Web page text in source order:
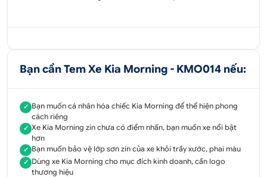
Bạn cần Tem Xe Kia Morning - KMO014 nếu:
✓ Bạn muốn cá nhân hóa chiếc Kia Morning để thể hiện phong
cách riêng
✓ Xe Kia Morning zin chưa có điểm nhấn, bạn muốn xe nổi bật
hơn
✓ Bạn muốn bảo vệ lớp sơn zin của xe khỏi trầy xước, phai màu
✓ Dùng xe Kia Morning cho mục đích kinh doanh, cần logo
thương hiệu